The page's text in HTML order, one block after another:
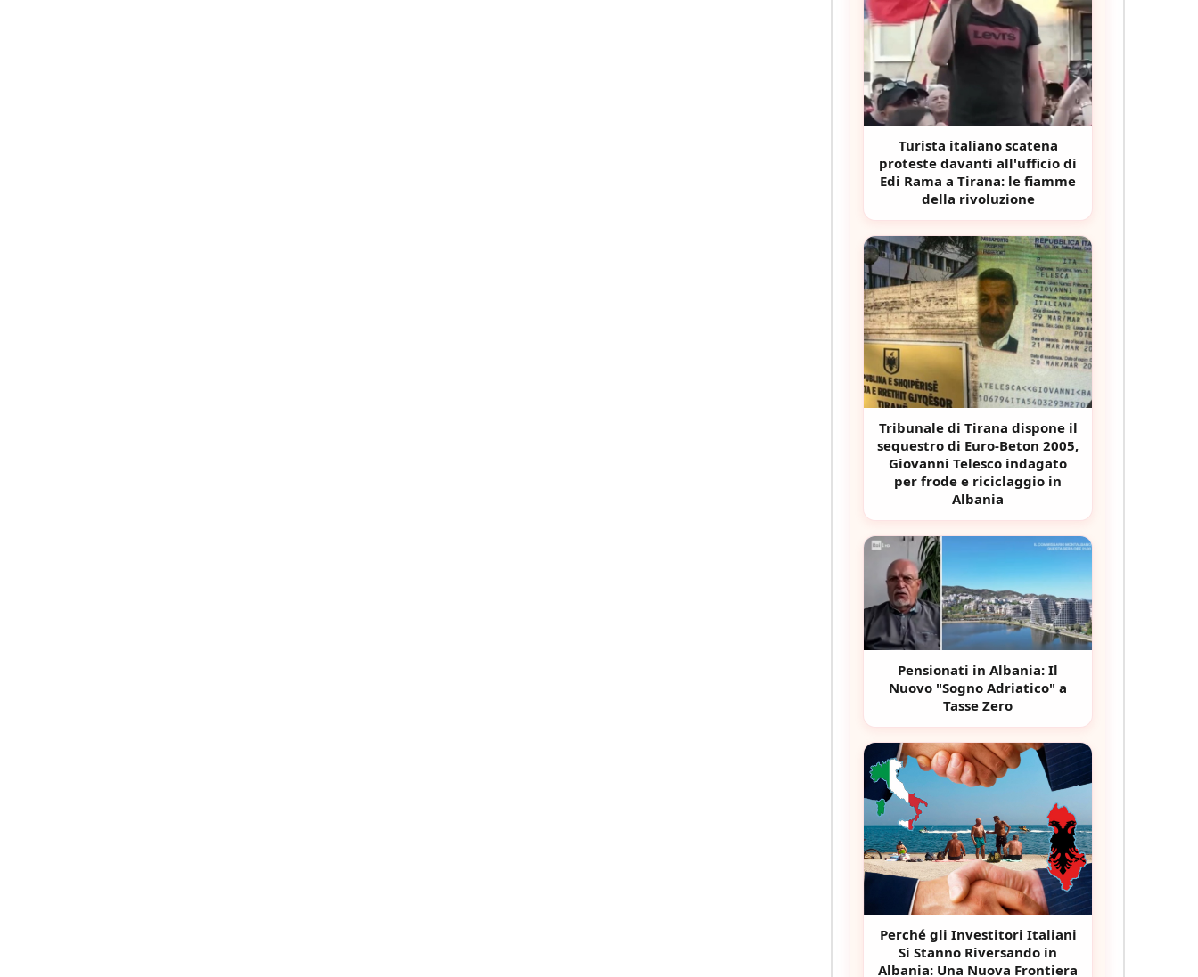
Turista italiano scatena
proteste davanti all'ufficio di
Edi Rama a Tirana: le fiamme
della rivoluzione
Tribunale di Tirana dispone il
sequestro di Euro-Beton 2005,
Giovanni Telesco indagato
per frode e riciclaggio in
Albania
Pensionati in Albania: Il
Nuovo "Sogno Adriatico" a
Tasse Zero
Perché gli Investitori Italiani
Si Stanno Riversando in
Albania: Una Nuova Frontiera